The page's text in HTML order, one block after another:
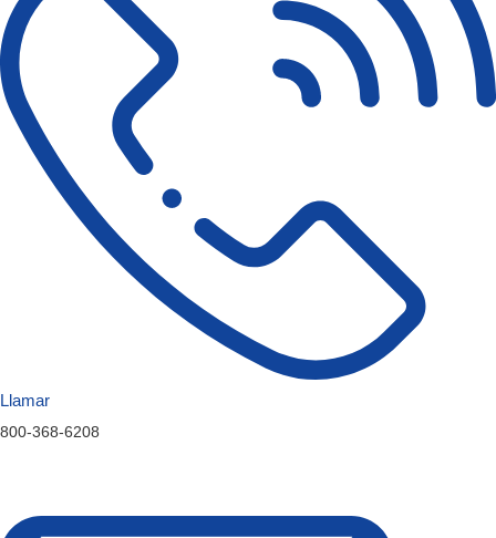
Llamar
800-368-6208